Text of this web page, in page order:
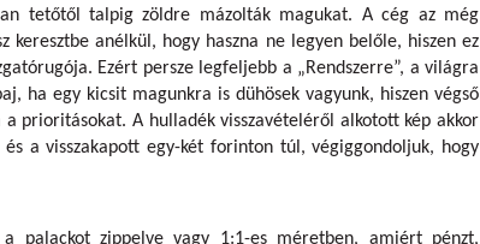
tetőtől talpig zöldre mázolták magukat. A cég az még
anélkül, hogy haszna ne legyen belőle, hiszen ez
Ezért persze legfeljebb a „Rendszerre”, a világra
ha egy kicsit magunkra is dühösek vagyunk, hiszen végső
prioritásokat. A hulladék visszavételéről alkotott kép akkor
a visszakapott egy-két forinton túl, végiggondoljuk, hogy
a palackot zippelve vagy 1:1-es méretben, amiért pénzt,